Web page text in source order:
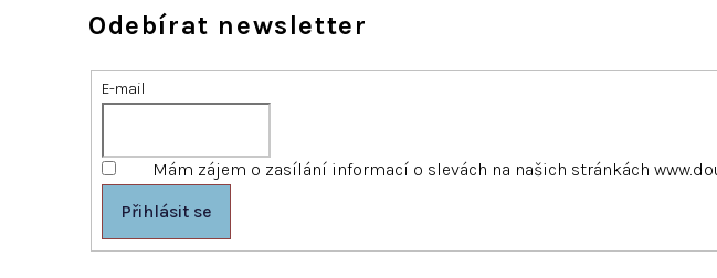
Odebírat newsletter
E-mail
Mám zájem o zasílání informací o slevách na našich stránkách
Přihlásit se